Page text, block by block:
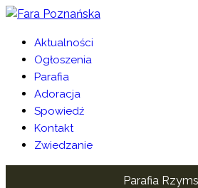
Aktualności
Ogłoszenia
Parafia
Adoracja
Spowiedź
Kontakt
Zwiedzanie
Parafia